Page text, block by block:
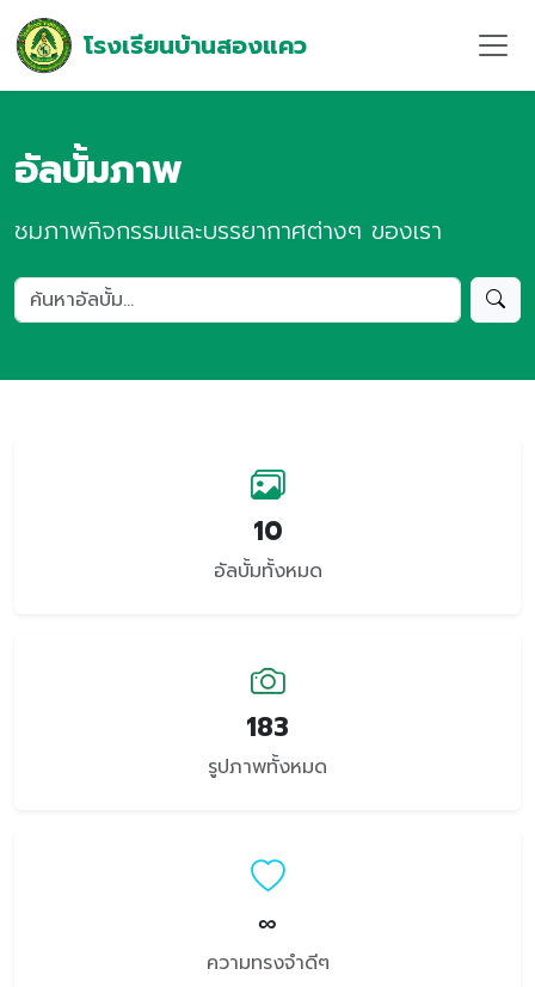
โรงเรียนบ้านสองแคว
อัลบั้มภาพ
ชมภาพกิจกรรมและบรรยากาศต่างๆ ของเรา
10
อัลบั้มทั้งหมด
183
รูปภาพทั้งหมด
∞
ความทรงจำดีๆ